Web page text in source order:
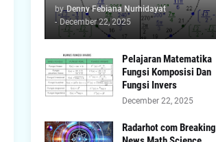
by Denny Febiana Nurhidayat
- December 22, 2025
Pelajaran Matematika
Fungsi Komposisi Dan
Fungsi Invers
December 22, 2025
Radarhot com Breaking